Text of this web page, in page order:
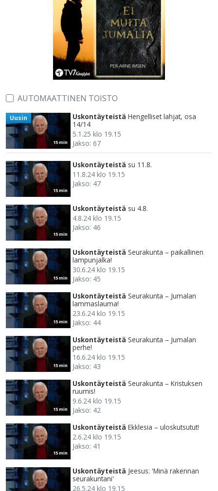
AUTOMAATTINEN TOISTO
15 min
Uusin Uskontäyteistä Hengelliset lahjat, osa
14/14
5.1.25 klo 19.15
Jakso: 67
15 min
Uskontäyteistä su 11.8.
11.8.24 klo 19.15
Jakso: 47
15 min
Uskontäyteistä su 4.8.
4.8.24 klo 19.15
Jakso: 46
15 min
Uskontäyteistä Seurakunta – paikallinen
lampunjalka!
30.6.24 klo 19.15
Jakso: 45
15 min
Uskontäyteistä Seurakunta – Jumalan
lammaslauma!
23.6.24 klo 19.15
Jakso: 44
15 min
Uskontäyteistä Seurakunta – Jumalan
perhe!
16.6.24 klo 19.15
Jakso: 43
15 min
Uskontäyteistä Seurakunta – Kristuksen
ruumis!
9.6.24 klo 19.15
Jakso: 42
15 min
Uskontäyteistä Ekklesia – uloskutsutut!
2.6.24 klo 19.15
Jakso: 41
Uskontäyteistä Jeesus: 'Minä rakennan
seurakuntani'
26.5.24 klo 19.15